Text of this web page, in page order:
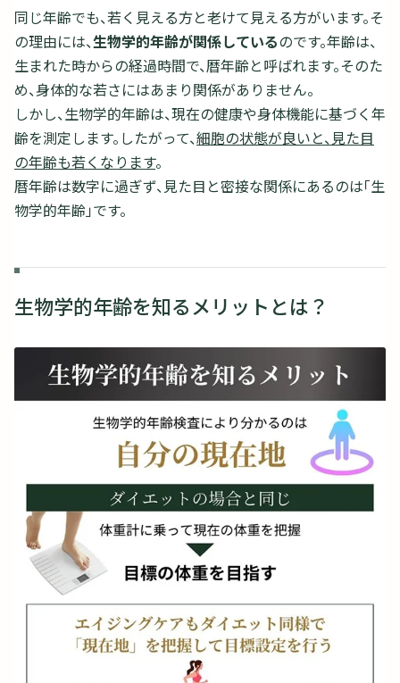
同じ年齢でも、若く見える方と老けて見える方がいます。そ
の理由には、生物学的年齢が関係しているのです。年齢は、
生まれた時からの経過時間で、暦年齢と呼ばれます。そのた
め、身体的な若さにはあまり関係がありません。
しかし、生物学的年齢は、現在の健康や身体機能に基づく年
齢を測定します。したがって、細胞の状態が良いと、見た目
の年齢も若くなります。
暦年齢は数字に過ぎず、見た目と密接な関係にあるのは「生
物学的年齢」です。
生物学的年齢を知るメリットとは？